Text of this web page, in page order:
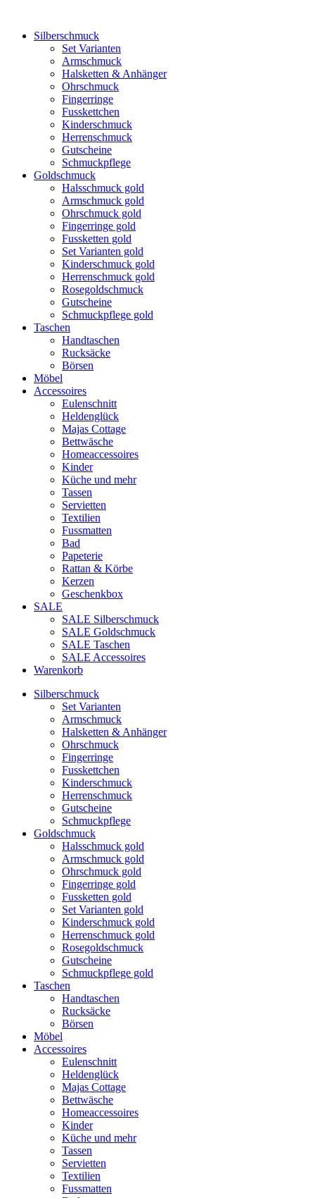
Silberschmuck
Set Varianten
Armschmuck
Halsketten & Anhänger
Ohrschmuck
Fingerringe
Fusskettchen
Kinderschmuck
Herrenschmuck
Gutscheine
Schmuckpflege
Goldschmuck
Halsschmuck gold
Armschmuck gold
Ohrschmuck gold
Fingerringe gold
Fussketten gold
Set Varianten gold
Kinderschmuck gold
Herrenschmuck gold
Rosegoldschmuck
Gutscheine
Schmuckpflege gold
Taschen
Handtaschen
Rucksäcke
Börsen
Möbel
Accessoires
Eulenschnitt
Heldenglück
Majas Cottage
Bettwäsche
Homeaccessoires
Kinder
Küche und mehr
Tassen
Servietten
Textilien
Fussmatten
Bad
Papeterie
Rattan & Körbe
Kerzen
Geschenkbox
SALE
SALE Silberschmuck
SALE Goldschmuck
SALE Taschen
SALE Accessoires
Warenkorb
Silberschmuck
Set Varianten
Armschmuck
Halsketten & Anhänger
Ohrschmuck
Fingerringe
Fusskettchen
Kinderschmuck
Herrenschmuck
Gutscheine
Schmuckpflege
Goldschmuck
Halsschmuck gold
Armschmuck gold
Ohrschmuck gold
Fingerringe gold
Fussketten gold
Set Varianten gold
Kinderschmuck gold
Herrenschmuck gold
Rosegoldschmuck
Gutscheine
Schmuckpflege gold
Taschen
Handtaschen
Rucksäcke
Börsen
Möbel
Accessoires
Eulenschnitt
Heldenglück
Majas Cottage
Bettwäsche
Homeaccessoires
Kinder
Küche und mehr
Tassen
Servietten
Textilien
Fussmatten